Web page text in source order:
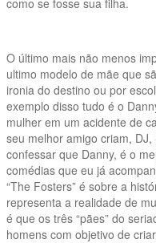
O último mais não menos
ultimo modelo de mãe que
ironia do destino ou por
exemplo disso tudo é o
mulher em um acidente de
seu melhor amigo criam,
confessar que Danny, é o
comédias que eu já
“The Fosters” é sobre a
representa a realidade de
é que os três “pães” do
homens com objetivo de